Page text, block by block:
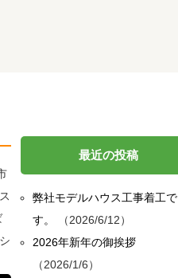
最近の投稿
弊社モデルハウス工事着工で
す。
2026/6/12
2026年新年の御挨拶
2026/1/6